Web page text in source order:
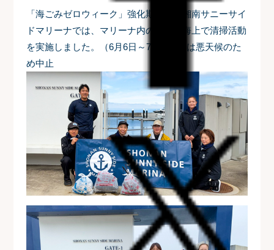
「海ごみゼロウィーク」強化期間中、湘南サニーサイ
ドマリーナでは、マリーナ内の桟橋や海上で清掃活動
を実施しました。（6月6日～7日)※8日は悪天候のた
め中止